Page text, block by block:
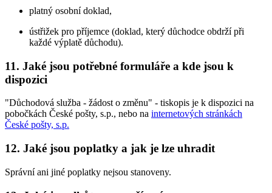
platný osobní doklad,
ústřižek pro příjemce (doklad, který důchodce obdrží při
každé výplatě důchodu).
11. Jaké jsou potřebné formuláře a kde jsou k
dispozici
"Důchodová služba - žádost o změnu" - tiskopis je k dispozici na
pobočkách České pošty, s.p., nebo na internetových stránkách
České pošty, s.p.
12. Jaké jsou poplatky a jak je lze uhradit
Správní ani jiné poplatky nejsou stanoveny.